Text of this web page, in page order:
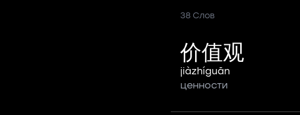
38 Слов
价值观
jiàzhíguān
ценности